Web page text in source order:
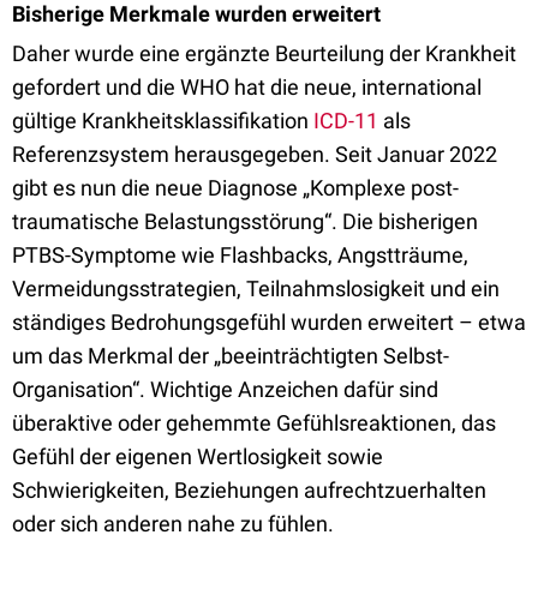
Bisherige Merkmale wurden erweitert
Daher wurde eine ergänzte Beurteilung der Krankheit
gefordert und die WHO hat die neue, international
gültige Krankheitsklassifikation ICD-11 als
Referenzsystem herausgegeben. Seit Januar 2022
gibt es nun die neue Diagnose „Komplexe post-
traumatische Belastungsstörung“. Die bisherigen
PTBS-Symptome wie Flashbacks, Angstträume,
Vermeidungsstrategien, Teilnahmslosigkeit und ein
ständiges Bedrohungsgefühl wurden erweitert – etwa
um das Merkmal der „beeinträchtigten Selbst-
Organisation“. Wichtige Anzeichen dafür sind
überaktive oder gehemmte Gefühlsreaktionen, das
Gefühl der eigenen Wertlosigkeit sowie
Schwierigkeiten, Beziehungen aufrechtzuerhalten
oder sich anderen nahe zu fühlen.